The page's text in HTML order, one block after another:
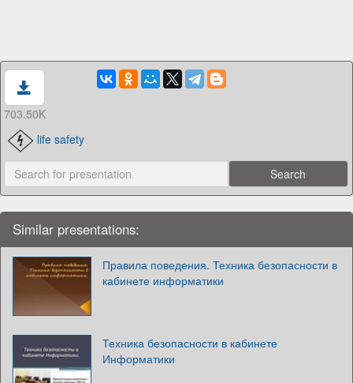
703.50K
life safety
Similar presentations:
Правила поведения. Техника безопасности в
кабинете информатики
Техника безопасности в кабинете
Информатики